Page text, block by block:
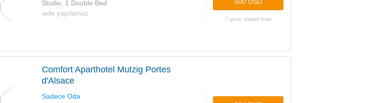
Studio, 1 Double Bed
iade yapılamaz
500 USD
7 gece, toplam tutar
Comfort Aparthotel Mutzig Portes
d'Alsace
Sadece Oda